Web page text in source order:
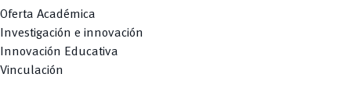
Oferta Académica
Investigación e innovación
Innovación Educativa
Vinculación